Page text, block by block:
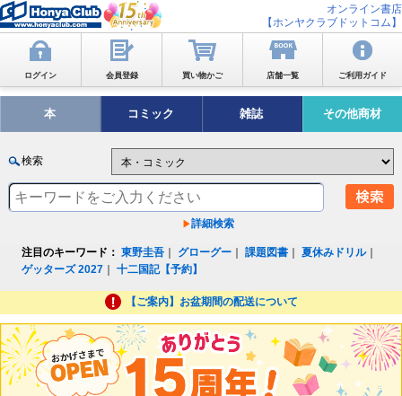
オンライン書店
【ホンヤクラブドットコム】
ログイン 会員登録 買い物かご 店舗一覧 ご利用ガイド
本 コミック 雑誌 その他商材
検索
詳細検索
注目のキーワード： 東野圭吾 グローグー ｜課題図書 ｜夏休みドリル｜
ゲッターズ 2027 ｜十二国記【予約】
【ご案内】お盆期間の配送について